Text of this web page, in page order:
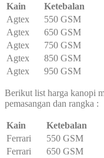
Kain Ketebalan
Agtex
550 GSM
Agtex
650 GSM
Agtex
750 GSM
Agtex
850 GSM
Agtex
950 GSM
Berikut list harga kanopi
pemasangan dan rangka :
Kain Ketebalan
Ferrari
550 GSM
Ferrari
650 GSM